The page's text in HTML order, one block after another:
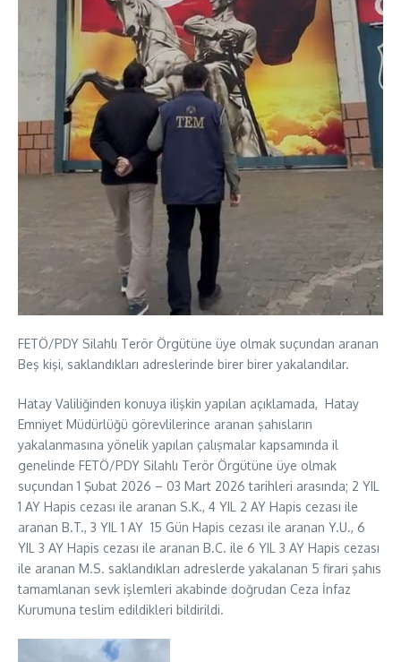
FETÖ/PDY Silahlı Terör Örgütüne üye olmak suçundan aranan
Beş kişi, saklandıkları adreslerinde birer birer yakalandılar.
Hatay Valiliğinden konuya ilişkin yapılan açıklamada, Hatay
Emniyet Müdürlüğü görevlilerince aranan şahısların
yakalanmasına yönelik yapılan çalışmalar kapsamında il
genelinde FETÖ/PDY Silahlı Terör Örgütüne üye olmak
suçundan 1 Şubat 2026 – 03 Mart 2026 tarihleri arasında; 2 YIL
1 AY Hapis cezası ile aranan S.K., 4 YIL 2 AY Hapis cezası ile
aranan B.T., 3 YIL 1 AY 15 Gün Hapis cezası ile aranan Y.U., 6
YIL 3 AY Hapis cezası ile aranan B.C. ile 6 YIL 3 AY Hapis cezası
ile aranan M.S. saklandıkları adreslerde yakalanan 5 firari şahıs
tamamlanan sevk işlemleri akabinde doğrudan Ceza İnfaz
Kurumuna teslim edildikleri bildirildi.